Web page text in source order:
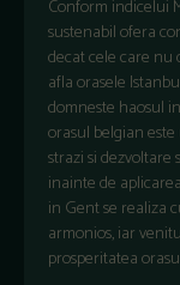
Conform indicelui
sustenabil ofera
decat cele care nu
afla orasele
domneste haosul
orasul belgian
strazi si dezvoltare
inainte de
in Gent se realiza
armonios, iar
prosperitatea